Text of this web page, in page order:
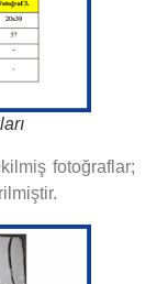
fotoğraflar;